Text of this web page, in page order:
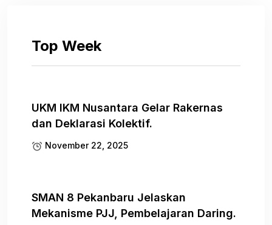
Top Week
UKM IKM Nusantara Gelar Rakernas
dan Deklarasi Kolektif.
November 22, 2025
SMAN 8 Pekanbaru Jelaskan
Mekanisme PJJ, Pembelajaran Daring.